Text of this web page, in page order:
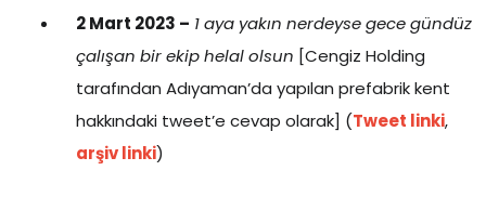
2 Mart 2023 – 1 aya yakın nerdeyse gece gündüz
çalışan bir ekip helal olsun [Cengiz Holding
tarafından Adıyaman’da yapılan prefabrik kent
hakkındaki tweet’e cevap olarak] (Tweet linki,
arşiv linki)